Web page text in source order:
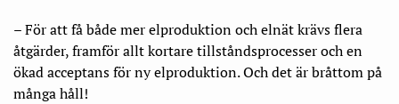
– För att få både mer elproduktion och elnät krävs flera
åtgärder, framför allt kortare tillståndsprocesser och en
ökad acceptans för ny elproduktion. Och det är bråttom på
många håll!